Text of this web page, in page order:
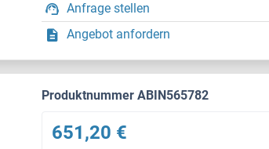
Anfrage stellen
Angebot anfordern
Produktnummer ABIN565782
651,20 €